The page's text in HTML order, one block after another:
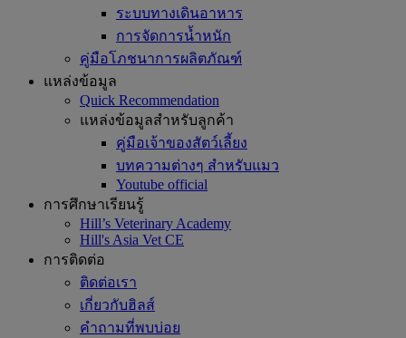
ระบบทางเดินอาหาร
การจัดการน้ำหนัก
คู่มือโภชนาการผลิตภัณฑ์
แหล่งข้อมูล
Quick Recommendation
แหล่งข้อมูลสำหรับลูกค้า
คู่มือเจ้าของสัตว์เลี้ยง
บทความต่างๆ สำหรับแมว
Youtube official
การศึกษาเรียนรู้
Hill’s Veterinary Academy
Hill's Asia Vet CE
การติดต่อ
ติดต่อเรา
เกี่ยวกับฮิลส์
คำถามที่พบบ่อย